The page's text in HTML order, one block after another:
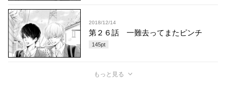
2018/12/14
第２６話 一難去ってまたピンチ
145pt
もっと見る